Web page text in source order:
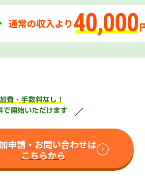
申請・お問い合わせは
こちらから